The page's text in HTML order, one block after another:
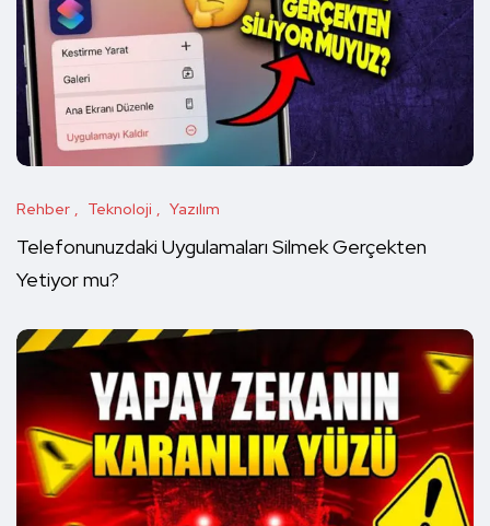
Rehber Teknoloji Yazılım
Telefonunuzdaki Uygulamaları Silmek Gerçekten
Yetiyor mu?